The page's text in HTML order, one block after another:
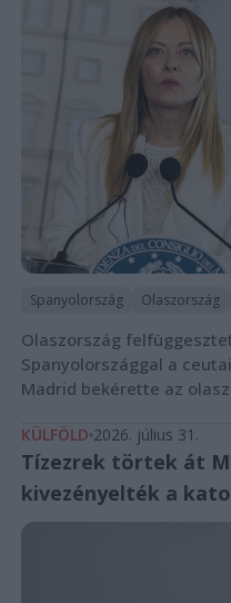
Spanyolország Olaszország
Olaszország
Spanyolországgal a
Madrid bekérette az
KÜLFÖLD 2026. július 31.
Tízezrek törtek át
kivezényelték a